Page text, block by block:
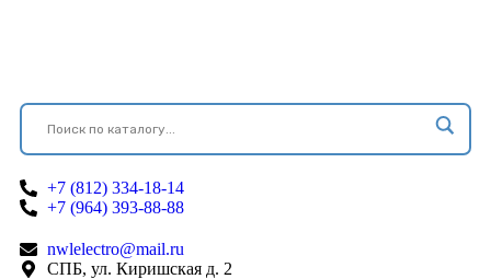
+7 (812) 334-18-14
+7 (964) 393-88-88
nwlelectro@mail.ru
СПБ, ул. Киришская д. 2